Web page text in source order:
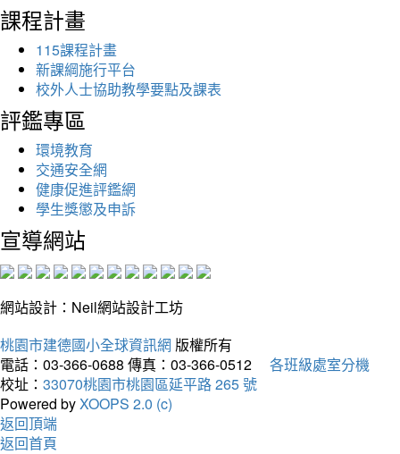
課程計畫
115課程計畫
新課綱施行平台
校外人士協助教學要點及課表
評鑑專區
環境教育
交通安全網
健康促進評鑑網
學生獎懲及申訴
宣導網站
網站設計：Neil網站設計工坊
桃園市建德國小全球資訊網 版權所有
電話：03-366-0688 傳真：03-366-0512
各班級處室分機
校址： 33070桃園市桃園區延平路 265 號
Powered byXOOPS 2.0 (c)
返回頂端
返回首頁